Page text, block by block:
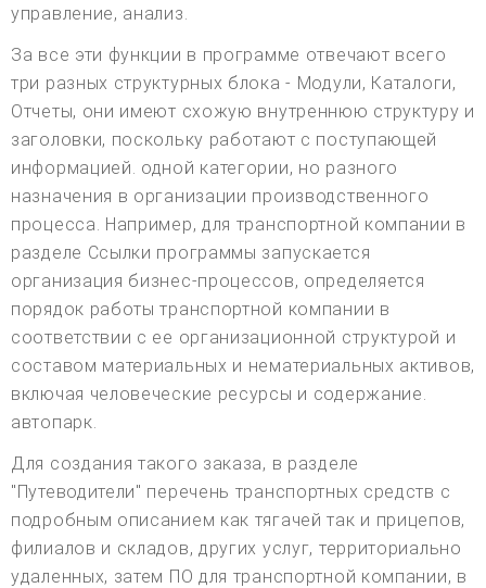
управление, анализ.
За все эти функции в программе отвечают всего
три разных структурных блока - Модули, Каталоги,
Отчеты, они имеют схожую внутреннюю структуру и
заголовки, поскольку работают с поступающей
информацией. одной категории, но разного
назначения в организации производственного
процесса. Например, для транспортной компании в
разделе Ссылки программы запускается
организация бизнес-процессов, определяется
порядок работы транспортной компании в
соответствии с ее организационной структурой и
составом материальных и нематериальных активов,
включая человеческие ресурсы и содержание.
автопарк.
Для создания такого заказа, в разделе
"Путеводители" перечень транспортных средств с
подробным описанием как тягачей так и прицепов,
филиалов и складов, других услуг, территориально
удаленных, затем ПО для транспортной компании, в